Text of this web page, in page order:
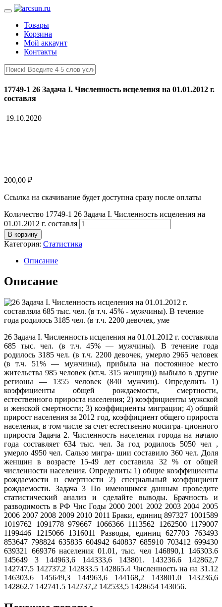
Товары
Корзина
Мой аккаунт
Контакты
17749-1 26 Задача I. Численность исцеления на 01.01.2012 г.
составля
19.10.2020
200,00 ₽
Ссылка на скачивание будет доступна сразу после оплаты
Количество 17749-1 26 Задача I. Численность исцеления на
01.01.2012 г. составля
В корзину
Категория: Статистика
Описание
Описание
26 Задача I. Численность исцеления на 01.01.2012 г. составляла
685 тыс. чел. (в т.ч. 45% — мужчины). В течение года
родилось 3185 чел. (в т.ч. 2200 девочек, умерло 2965 человек
(в т.ч. 51% — мужчины), прибыла на постоянное место
жительства 985 человек (кт.ч. 315 женщин)) выбыло в другие
регионы — 1355 человек (840 мужчин). Определить 1)
коэффициенты общей рождаемости, смертности,
естественного прироста населения; 2) коэффициенты мужской
и женской смертности; 3) коэффициенты миграции; 4) общий
прирост населения за 2012 год, коэффициент общего прироста
населения, в том числе за счет естественно мосигра- ционного
прироста Задача 2. Численность населения города на начало
года составляет 634 тыс. чел. За год родилось 5050 чел ,
умерло 4950 чел. Сальзо мигра- шии составило 360 чел. Доля
женщин в возрасте 15-49 лет составила 32 % от общей
численности населения. Определить: 1) общие коэффициенты
рождаемости н смертности 2) специальный коэффициент
рождаемости. Задача 3 По имеющимся данным проведите
статистический анализ и сделайте выводы. Брачность и
разводимость в РФ Чис Годы 2000 2001 2002 2003 2004 2005
2006 2007 2008 2009 2010 2011 Браки, единиц 897327 1001589
1019762 1091778 979667 1066366 1113562 1262500 1179007
1199446 1215066 1316011 Разводы, единиц 627703 763493
853647 798824 635835 604942 640837 685910 703412 699430
639321 669376 населения 01.01, тыс. чел 146890,1 146303.6
145649 3 144963,6 144333,6 143801. 143236.6 142862,7
142747,5 142737,2 142833.5 142865.4 Численность на на 31.12
146303.6 145649,3 144963,6 144168,2 143801.0 143236,6
142862.7 142741.5 142737,2 142533,5 1428654 143056.